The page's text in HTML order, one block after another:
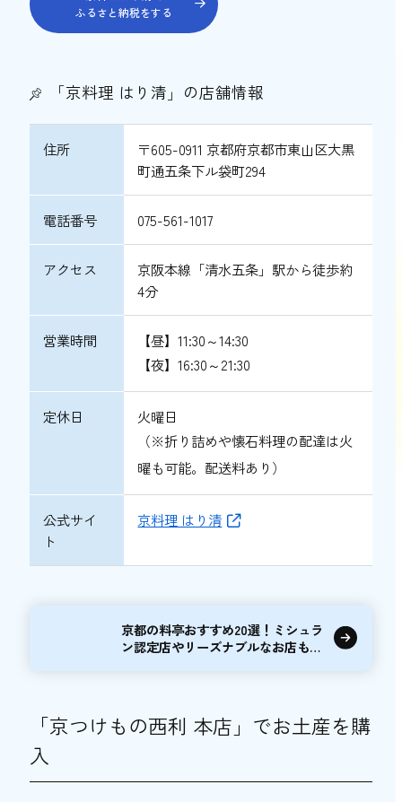
ふるさと納税をする
「京料理 はり清」の店舗情報
住所
〒605-0911 京都府京都市東山区大黒
町通五条下ル袋町294
電話番号 075-561-1017
アクセス
京阪本線「清水五条」駅から徒歩約
4分
営業時間
【昼】11:30～14:30
【夜】16:30～21:30
定休日
火曜日
（※折り詰めや懐石料理の配達は火
曜も可能。配送料あり）
公式サイ
ト
京料理 はり清
京都の料亭おすすめ20選！ミシュラ
ン認定店やリーズナブルなお店も紹
「京つけもの西利 本店」でお土産を購
入